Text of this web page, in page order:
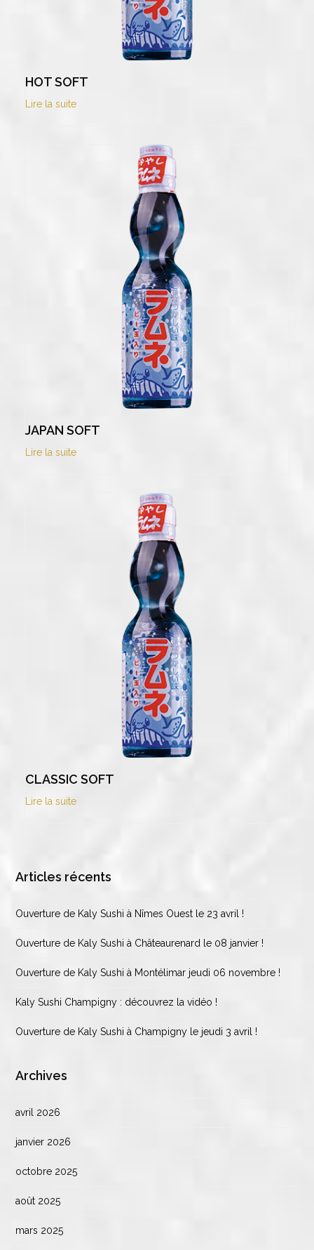
HOT SOFT
Lire la suite
JAPAN SOFT
Lire la suite
CLASSIC SOFT
Lire la suite
Articles récents
Ouverture de Kaly Sushi à Nîmes Ouest le 23 avril !
Ouverture de Kaly Sushi à Châteaurenard le 08 janvier !
Ouverture de Kaly Sushi à Montélimar jeudi 06 novembre !
Kaly Sushi Champigny : découvrez la vidéo !
Ouverture de Kaly Sushi à Champigny le jeudi 3 avril !
Archives
avril 2026
janvier 2026
octobre 2025
août 2025
mars 2025